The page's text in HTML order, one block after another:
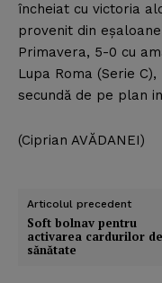
încheiat cu victoria
provenit din
Primavera, 5-0 cu
Lupa Roma (Serie
secundă de pe plan
(Ciprian AVĂDANEI)
Articolul precedent
Soft bolnav pentru
activarea cardurilor de
sănătate